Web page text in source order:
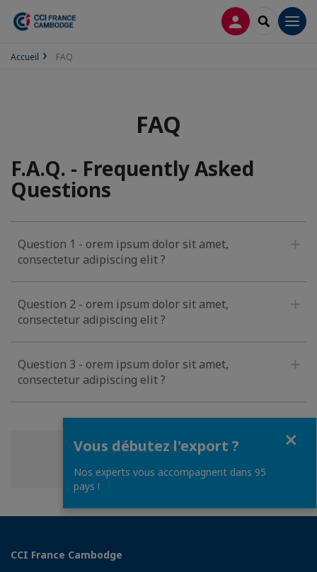
CONNEXION
Accueil FAQ
FAQ
F.A.Q. - Frequently Asked
Questions
Question 1 - orem ipsum dolor sit amet,
consectetur adipiscing elit ?
Question 2 - orem ipsum dolor sit amet,
consectetur adipiscing elit ?
Question 3 - orem ipsum dolor sit amet,
consectetur adipiscing elit ?
Partager
sur sur
sur
CCI France Cambodge
Vous débutez l'export ?
Nos experts vous accompagnent dans 95
pays !